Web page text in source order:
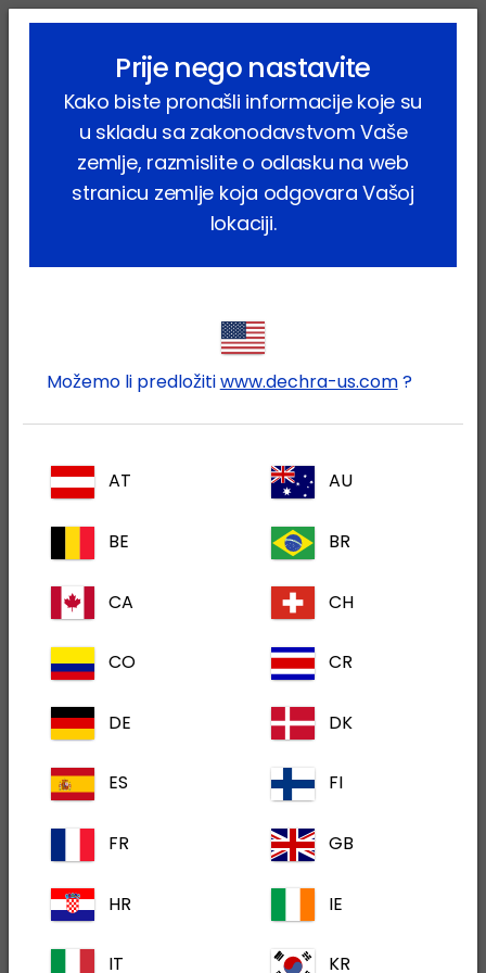
lock_outline search menu
2024
Liječenje Cushingova sindroma u pasa uz stručnu podršku
kompanije Dechra
Život u drugom pravcu – Liječenje
Cushingova sindroma u pasa uz
Osim pomoći u vašoj kliničkoj praksi
terapijama temeljenim na dokazima,
Dechra veterinarskim stručnjacima — kao
bolestima. Naš stručni savjetodavni tim
svakodnevno se bavi endokrinološkim
slučajevima i može vam pružiti podršku
koja se temelji na vašem pojedinačnom
slučaju.
Prije nego nastavite
Kako biste pronašli informacije koje su
u skladu sa zakonodavstvom Vaše
zemlje, razmislite o odlasku na web
stranicu zemlje koja odgovara Vašoj
lokaciji.
Možemo li predložitiwww.dechra-us.com?
AT AU
BE BR
CA CH
CO CR
DE DK
ES FI
FR GB
HR IE
IT KR